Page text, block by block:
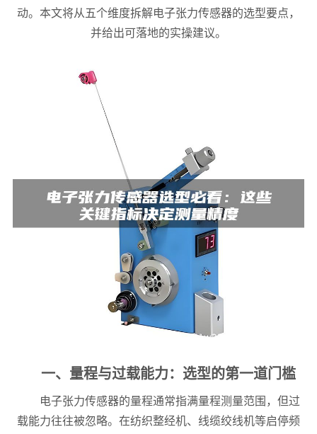
动。本文将从五个维度拆解电子张力传感器的选型要点，
并给出可落地的实操建议。
一、量程与过载能力：选型的第一道门槛
电子张力传感器的量程通常指满量程测量范围，但过
载能力往往被忽略。在纺织整经机、线缆绞线机等启停频